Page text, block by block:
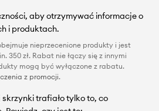
aby otrzymywać informacje o
i produktach.
nieprzecenione produkty i jest
350 zł. Rabat nie łączy się z innymi
mogą być wyłączone z rabatu.
z promocji.
trafiało tylko to, co